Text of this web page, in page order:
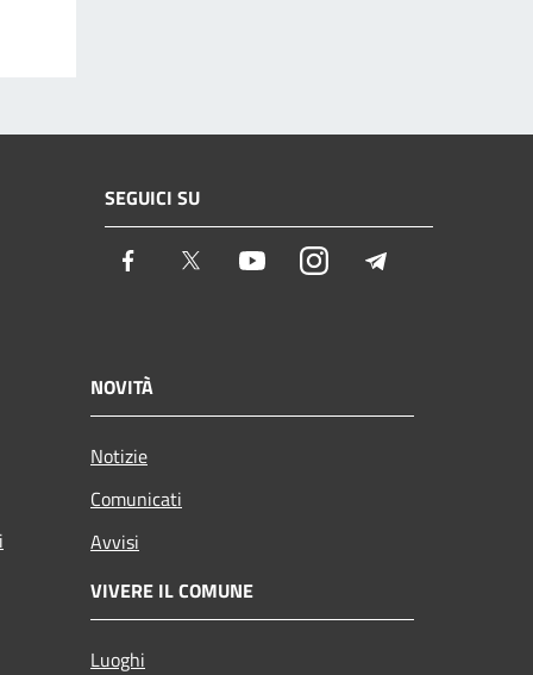
SEGUICI SU
Facebook Twitter YoutubeInstagram
NOVITÀ
Notizie
Comunicati
Avvisi
VIVERE IL COMUNE
Luoghi